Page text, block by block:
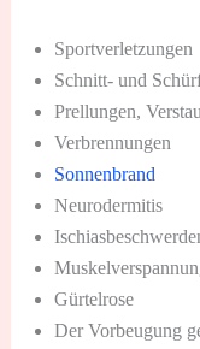
Sportverletzungen
Schnitt- und
Prellungen,
Verbrennungen
Sonnenbrand
Neurodermitis
Gürtelrose
Der Vorbeugung